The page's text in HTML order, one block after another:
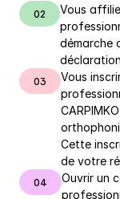
02
Vous
démarche
03
Vous
Cette
de votre
04
Ouvrir un